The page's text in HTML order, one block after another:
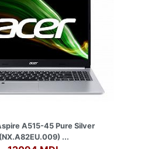
A515-45 Pure Silver
(NX.A82EU.009) ...